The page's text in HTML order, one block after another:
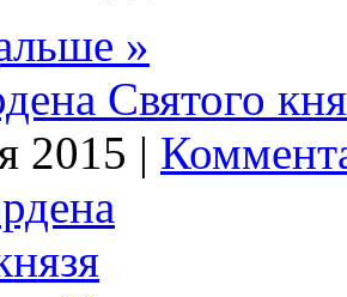
»
Святого
2015 |